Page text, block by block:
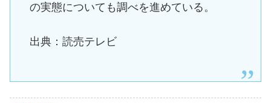
の実態についても調べを進めている。
出典：読売テレビ